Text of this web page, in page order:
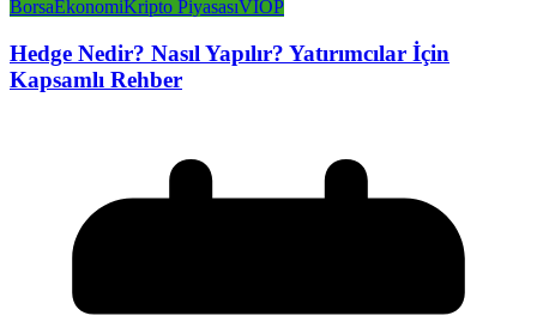
BorsaEkonomiKripto PiyasasıVIOP
Hedge Nedir? Nasıl Yapılır? Yatırımcılar İçin
Kapsamlı Rehber